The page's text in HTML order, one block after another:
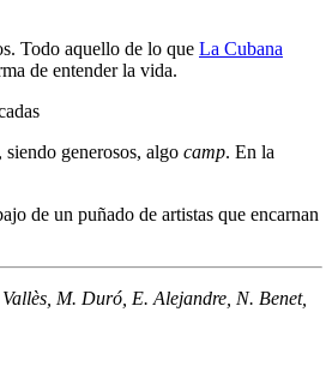
Todo aquello de lo que La Cubana
de entender la vida.
generosos, algo camp. En la
de un puñado de artistas que encarnan
M. Duró, E. Alejandre, N. Benet,